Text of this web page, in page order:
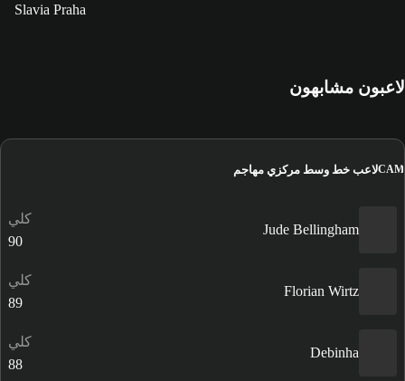
Slavia Praha
لاعبون مشابهون
CAMلاعب خط وسط مركزي مهاجم
Jude Bellingham
كلي
90
Florian Wirtz
كلي
89
Debinha
كلي
88